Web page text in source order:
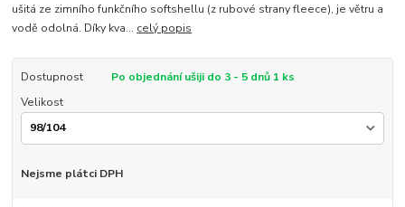
ušitá ze zimního funkčního softshellu (z rubové strany fleece), je větru a
vodě odolná. Díky kva... celý popis
Dostupnost
Po objednání ušiji do 3 - 5 dnů 1 ks
Velikost
Nejsme plátci DPH